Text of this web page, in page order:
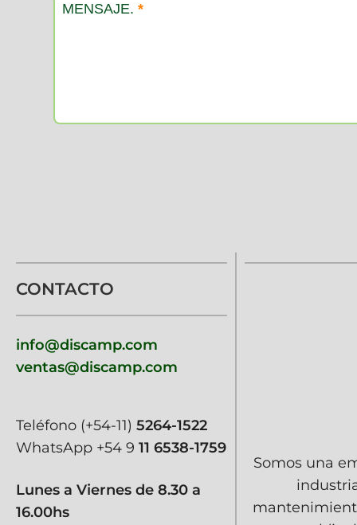
MENSAJE. *
CONTACTO
info@discamp.com
ventas@discamp.com
Teléfono (+54-11) 5264-1522
WhatsApp +54 9 11 6538-1759
Lunes a Viernes de 8.30 a
16.00hs
Somos una